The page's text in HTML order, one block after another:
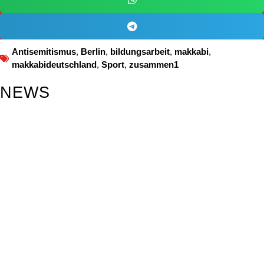
Antisemitismus, Berlin, bildungsarbeit, makkabi,
makkabideutschland, Sport, zusammen1
NEWS